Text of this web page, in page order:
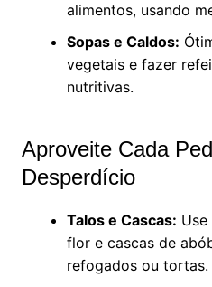
alimentos, usando
Sopas e Caldos:
vegetais e fazer
nutritivas.
Aproveite Cada
Desperdício
Talos e Cascas:
flor e cascas de
refogados ou tortas.